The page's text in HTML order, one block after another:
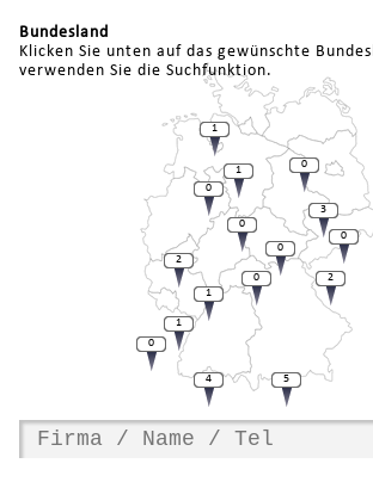
Bundesland
Klicken Sie unten auf das gewünschte
verwenden Sie die Suchfunktion.
2
0
2
3
0
0
1
1
0
0
0
1
1
4
0
5